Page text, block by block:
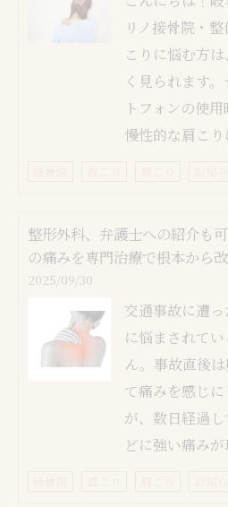
リノ接骨院・
こりに悩む方
く見られます
トフォンの使
慢性的な肩こ
整形外科、弁護士への紹介も
の痛みを専門治療で根本から改
2025/09/30
交通事故に遭
に悩まされて
ん。事故直後
て痛みを感じ
が、数日経過
どに強い痛み